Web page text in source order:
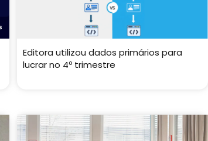
Editora utilizou dados primários para
lucrar no 4º trimestre